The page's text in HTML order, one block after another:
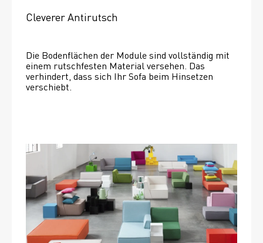
Cleverer Antirutsch
Die Bodenflächen der Module sind vollständig mit
einem rutschfesten Material versehen. Das
verhindert, dass sich Ihr Sofa beim Hinsetzen
verschiebt.